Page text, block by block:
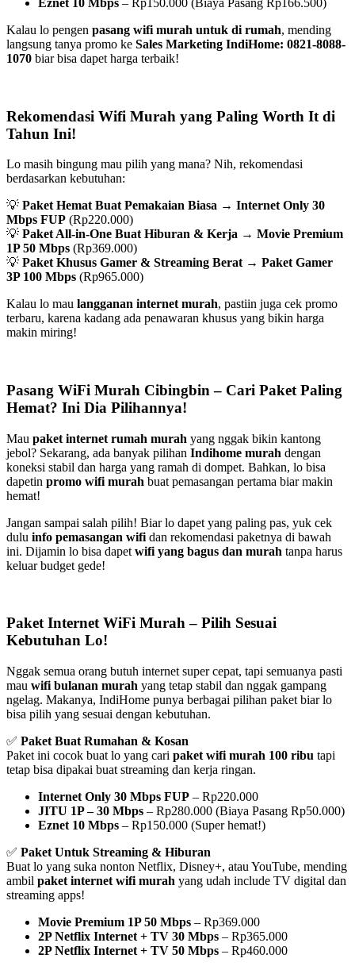
Kalau lo pengen pasang wifi murah untuk di rumah, mending
langsung tanya promo ke Sales Marketing IndiHome: 0821-8088-
1070 biar bisa dapet harga terbaik!
Rekomendasi Wifi Murah yang Paling Worth It di
Tahun Ini!
Lo masih bingung mau pilih yang mana? Nih, rekomendasi
berdasarkan kebutuhan:
💡 Paket Hemat Buat Pemakaian Biasa → Internet Only 30
Mbps FUP (Rp220.000)
💡 Paket All-in-One Buat Hiburan & Kerja → Movie Premium
1P 50 Mbps (Rp369.000)
💡 Paket Khusus Gamer & Streaming Berat → Paket Gamer
3P 100 Mbps (Rp965.000)
Kalau lo mau langganan internet murah, pastiin juga cek promo
terbaru, karena kadang ada penawaran khusus yang bikin harga
makin miring!
Pasang WiFi Murah Cibingbin – Cari Paket Paling
Hemat? Ini Dia Pilihannya!
Mau paket internet rumah murah yang nggak bikin kantong
jebol? Sekarang, ada banyak pilihan Indihome murah dengan
koneksi stabil dan harga yang ramah di dompet. Bahkan, lo bisa
dapetin promo wifi murah buat pemasangan pertama biar makin
hemat!
Jangan sampai salah pilih! Biar lo dapet yang paling pas, yuk cek
dulu info pemasangan wifi dan rekomendasi paketnya di bawah
ini. Dijamin lo bisa dapet wifi yang bagus dan murah tanpa harus
keluar budget gede!
Paket Internet WiFi Murah – Pilih Sesuai
Kebutuhan Lo!
Nggak semua orang butuh internet super cepat, tapi semuanya pasti
mau wifi bulanan murah yang tetap stabil dan nggak gampang
ngelag. Makanya, IndiHome punya berbagai pilihan paket biar lo
bisa pilih yang sesuai dengan kebutuhan.
✅ Paket Buat Rumahan & Kosan
Paket ini cocok buat lo yang cari paket wifi murah 100 ribu tapi
tetap bisa dipakai buat streaming dan kerja ringan.
Internet Only 30 Mbps FUP – Rp220.000
JITU 1P – 30 Mbps – Rp280.000 (Biaya Pasang Rp50.000)
Eznet 10 Mbps – Rp150.000 (Super hemat!)
✅ Paket Untuk Streaming & Hiburan
Buat lo yang suka nonton Netflix, Disney+, atau YouTube, mending
ambil paket internet wifi murah yang udah include TV digital dan
streaming apps!
Movie Premium 1P 50 Mbps – Rp369.000
2P Netflix Internet + TV 30 Mbps – Rp365.000
2P Netflix Internet + TV 50 Mbps – Rp460.000